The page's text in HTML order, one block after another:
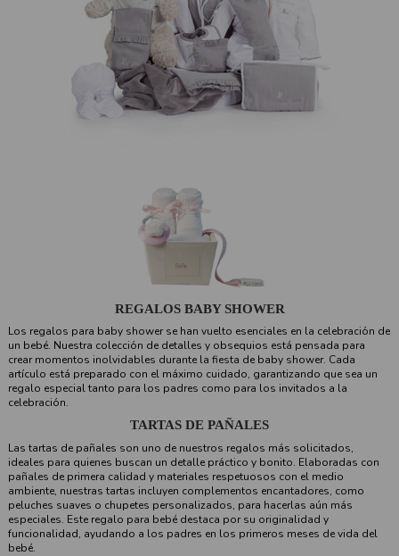
REGALOS BABY SHOWER
Los regalos para baby shower se han vuelto esenciales en la celebración de
un bebé. Nuestra colección de detalles y obsequios está pensada para
crear momentos inolvidables durante la fiesta de baby shower. Cada
artículo está preparado con el máximo cuidado, garantizando que sea un
regalo especial tanto para los padres como para los invitados a la
celebración.
TARTAS DE PAÑALES
Las tartas de pañales son uno de nuestros regalos más solicitados,
ideales para quienes buscan un detalle práctico y bonito. Elaboradas con
pañales de primera calidad y materiales respetuosos con el medio
ambiente, nuestras tartas incluyen complementos encantadores, como
peluches suaves o chupetes personalizados, para hacerlas aún más
especiales. Este regalo para bebé destaca por su originalidad y
funcionalidad, ayudando a los padres en los primeros meses de vida del
bebé.